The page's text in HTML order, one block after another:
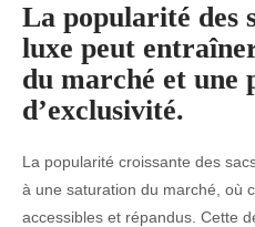
La popularité des
luxe peut
du marché et une
d’exclusivité.
La popularité croissante des
à une saturation du marché, où
accessibles et répandus. Cette